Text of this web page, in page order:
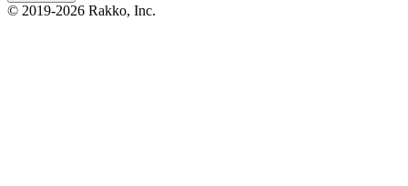
© 2019-2026 Rakko, Inc.